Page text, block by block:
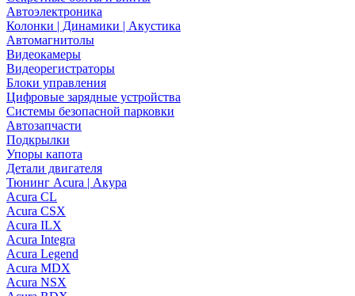
Автоэлектроника
Колонки | Динамики | Акустика
Автомагнитолы
Видеокамеры
Видеорегистраторы
Блоки управления
Цифровые зарядные устройства
Системы безопасной парковки
Автозапчасти
Подкрылки
Упоры капота
Детали двигателя
Тюнинг Acura | Акура
Acura CL
Acura CSX
Acura ILX
Acura Integra
Acura Legend
Acura MDX
Acura NSX